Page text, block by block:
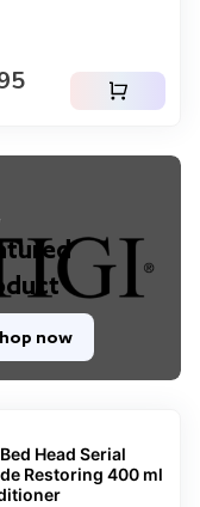
now
prijsshopping_cart
Head Serial
Restoring 400 ml